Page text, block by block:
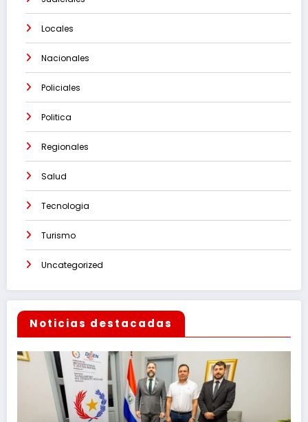
Locales
Nacionales
Policiales
Politica
Regionales
Salud
Tecnologia
Turismo
Uncategorized
Noticias destacadas